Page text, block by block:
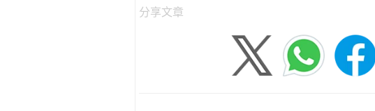
分享文章